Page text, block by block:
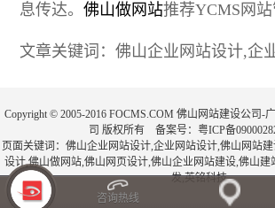
息传达。佛山做网站推荐YCMS网站
文章关键词：佛山企业网站设计,企
Copyright © 2005-2016 FOCMS.COM 佛山网站建设公司-
司 版权所有 备案号： 粤ICP备
页面关键词：佛山企业网站设计,企业网站设计,佛山网站
设计,佛山做网站,佛山网页设计,佛山企业网站建设,佛山建
发,英铭科技
咨询热线